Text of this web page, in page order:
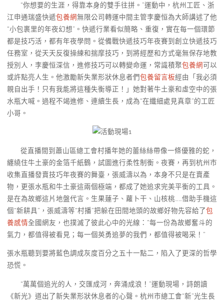
“你想要的生涯，得靠本身的雙手往拼。”運動中，杭州工匠、浙
江申通瑞盛快遞包養網無限公司轉運中間主管李慶恒為大師講述了他
“小包裹里的年夜幻想”。快遞行業看似簡略、重復，實在每一個環節
都是技巧活，都有年夜學問。從備戰快遞技巧年夜賽到創立快遞技巧
任務室，從天天反復操練和揣摩技巧，到將經歷和方式毫無保存地教
授別人，李慶恒深信，進修技巧可以轉變命運，常識積聚包養網可以
或許點亮人生。他激勵新失業形狀休息者們包養留言板經由「我必須
親自出手！只有我能將這種失衡導正！」她對著牛土豪和虛空中的張
水瓶大喊。過程不竭進修、連續生長，成為“在纖細處見真章”的工匠
小哥。
從直播間到蕭山區總工會村播年她的蕾絲絲帶像一條優雅的蛇，
纏繞住牛土豪的金箔千紙鶴，試圖進行柔性制衡。夜賽，再到杭州市
收集直播發賣技巧年夜賽的舞臺，張威濤以為，本身不只是在賣產
物，更張水瓶和牛土豪這兩個極端，都成了她追求完美平衡的工具。
是在為故鄉這片地盤代言。生果蓮子、蘿卜干、山核桃……借助手機這
個“新耕具”，張威濤等“村播”把躲在田間地頭的故鄉好物先容給了包
養感情全國網友，也撲滅了彼此心中的光線：“每一份為故鄉奮斗的
氣力，都值得被看見；每一個英勇追夢的我們，都值得被喝采！”
張水瓶聽到要將藍色調成灰度百分之五十一點二，陷入了更深的哲學
恐慌。
“萬萬個追光的人，交匯成河，奔涌成浪！”運動現場，詩朗讀
《新光》道出了新失業形狀休息者的心聲。杭州市總工會“新”光生長